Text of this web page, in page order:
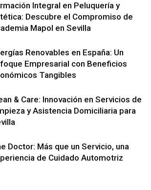
Integral en Peluquería y
Descubre el Compromiso de
Mapol en Sevilla
Renovables en España: Un
Empresarial con Beneficios
Tangibles
& Care: Innovación en Servicios de
y Asistencia Domiciliaria para
Doctor: Más que un Servicio, una
de Cuidado Automotriz